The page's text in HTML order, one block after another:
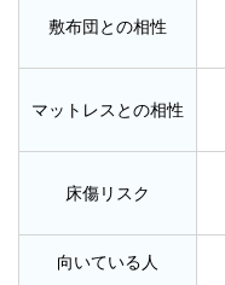
敷布団との相性
マットレスとの相性
床傷リスク
向いている人